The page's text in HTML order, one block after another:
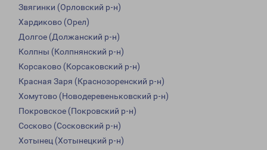
Звягинки (Орловский р-н)
Хардиково (Орел)
Долгое (Должанский р-н)
Колпны (Колпнянский р-н)
Корсаково (Корсаковский р-н)
Красная Заря (Краснозоренский р-н)
Хомутово (Новодеревеньковский р-н)
Покровское (Покровский р-н)
Сосково (Сосковский р-н)
Хотынец (Хотынецкий р-н)